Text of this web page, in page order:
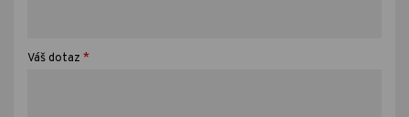
Váš dotaz *